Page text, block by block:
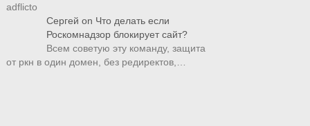
adflicto
Сергей on Что делать если
Роскомнадзор блокирует сайт?
Всем советую эту команду, защита
от ркн в один домен, без редиректов,…